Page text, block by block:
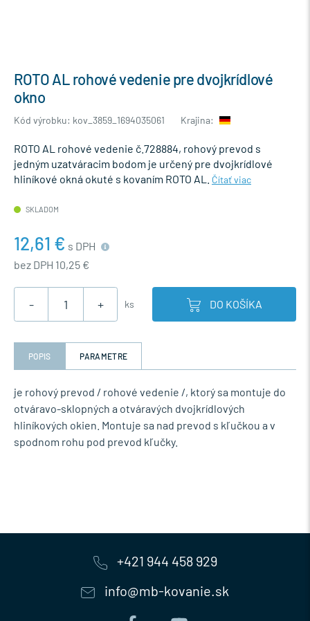
ROTO AL rohové vedenie pre dvojkrídlové
okno
Kód výrobku: kov_3859_1694035061 Krajina:
ROTO AL rohové vedenie č.728884, rohový prevod s
jedným uzatváracim bodom je určený pre dvojkrídlové
hliníkové okná okuté s kovaním ROTO AL.
Čítať viac
SKLADOM
12,61 € s DPH
bez DPH 10,25 €
- + ks DO KOŠÍKA
POPIS PARAMETRE
je rohový prevod / rohové vedenie /, ktorý sa montuje do
otváravo-sklopných a otváravých dvojkrídlových
hliníkových okien. Montuje sa nad prevod s kľučkou a v
spodnom rohu pod prevod kľučky.
+421 944 458 929
info@mb-kovanie.sk